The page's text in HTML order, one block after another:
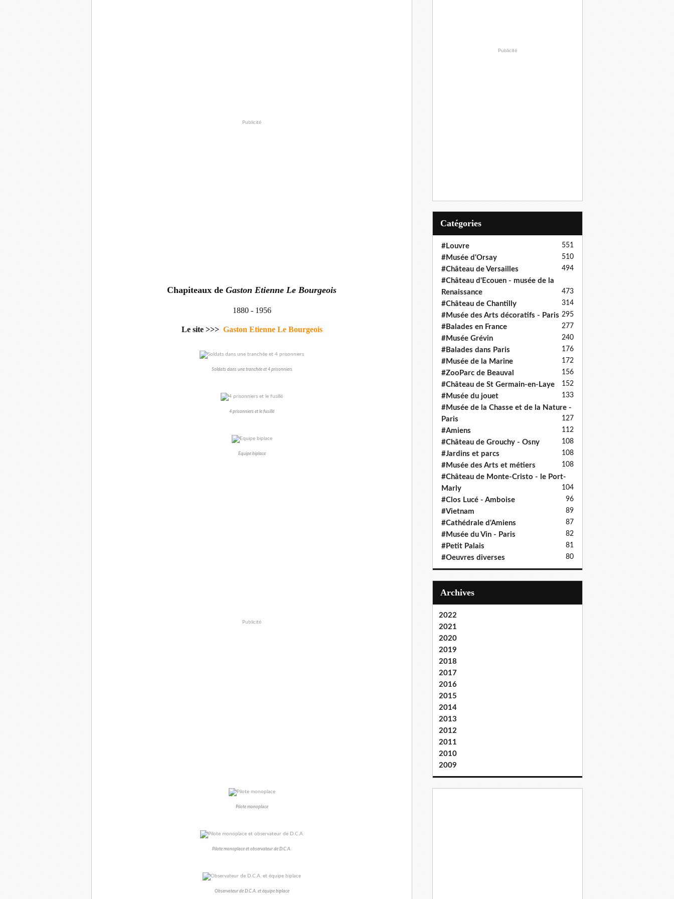
Publicité
Chapiteaux de Gaston Etienne Le Bourgeois
1880 - 1956
Le site >>> Gaston Etienne Le Bourgeois
Soldats dans une tranchée et 4 prisonniers
4 prisonniers et le fusillé
Equipe biplace
Publicité
Pilote monoplace
Pilote monoplace et observateur de D.C.A.
Observateur de D.C.A. et équipe biplace
Publicité
Catégories
#Louvre 551
#Musée d'Orsay 510
#Château de Versailles 494
#Château d'Ecouen - musée de la
Renaissance
473
#Château de Chantilly 314
#Musée des Arts décoratifs - Paris 295
#Balades en France 277
#Musée Grévin 240
#Balades dans Paris 176
#Musée de la Marine 172
#ZooParc de Beauval 156
#Château de St Germain-en-Laye 152
#Musée du jouet 133
#Musée de la Chasse et de la Nature -
Paris
127
#Amiens 112
#Château de Grouchy - Osny 108
#Jardins et parcs 108
#Musée des Arts et métiers 108
#Château de Monte-Cristo - le Port-
Marly
104
#Clos Lucé - Amboise 96
#Vietnam 89
#Cathédrale d'Amiens 87
#Musée du Vin - Paris 82
#Petit Palais 81
#Oeuvres diverses 80
Archives
2022
2021
2020
2019
2018
2017
2016
2015
2014
2013
2012
2011
2010
2009